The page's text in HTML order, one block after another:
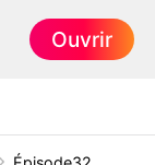
Ouvrir